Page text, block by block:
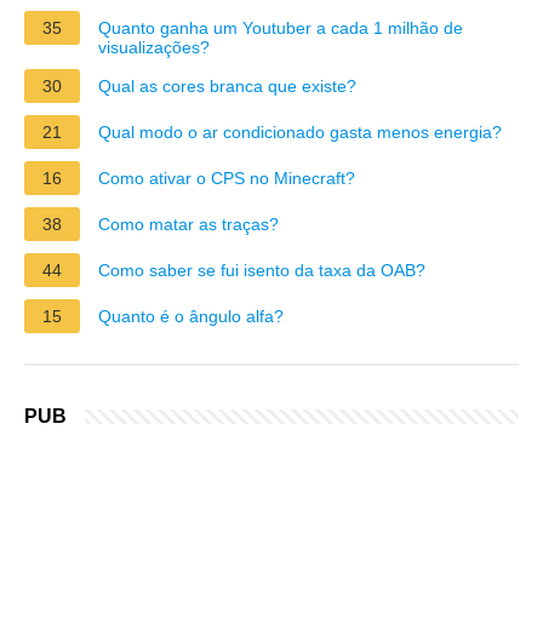
35
Quanto ganha um Youtuber a cada 1 milhão de
visualizações?
30
Qual as cores branca que existe?
21 Qual modo o ar condicionado gasta menos energia?
16 Como ativar o CPS no Minecraft?
38 Como matar as traças?
44 Como saber se fui isento da taxa da OAB?
15 Quanto é o ângulo alfa?
PUB